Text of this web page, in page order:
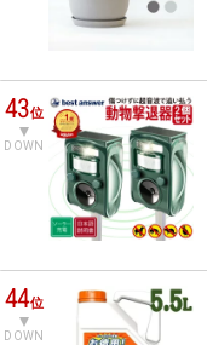
43位
DOWN
44位
DOWN